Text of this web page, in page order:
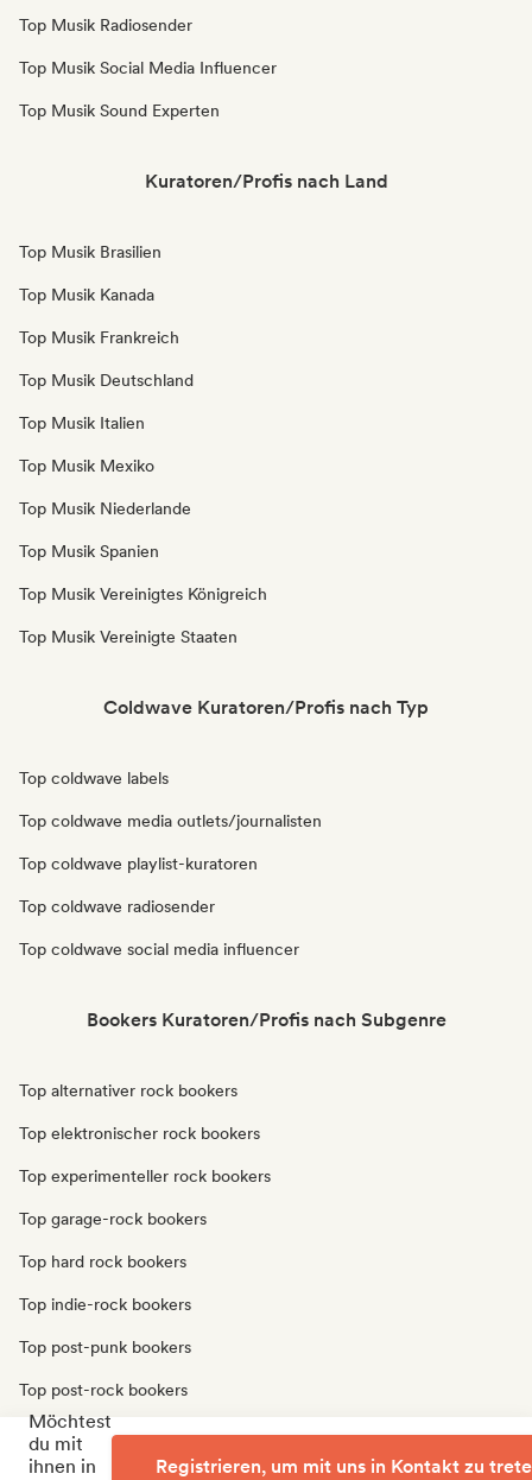
Top Musik Radiosender
Top Musik Social Media Influencer
Top Musik Sound Experten
Kuratoren/Profis nach Land
Top Musik Brasilien
Top Musik Kanada
Top Musik Frankreich
Top Musik Deutschland
Top Musik Italien
Top Musik Mexiko
Top Musik Niederlande
Top Musik Spanien
Top Musik Vereinigtes Königreich
Top Musik Vereinigte Staaten
Coldwave Kuratoren/Profis nach Typ
Top coldwave labels
Top coldwave media outlets/journalisten
Top coldwave playlist-kuratoren
Top coldwave radiosender
Top coldwave social media influencer
Bookers Kuratoren/Profis nach Subgenre
Top alternativer rock bookers
Top elektronischer rock bookers
Top experimenteller rock bookers
Top garage-rock bookers
Top hard rock bookers
Top indie-rock bookers
Top post-punk bookers
Top post-rock bookers
Top progressiver rock bookers
Top punk-rock bookers
Möchtest
du mit
ihnen in
Registrieren, um mit uns in Kontakt zu